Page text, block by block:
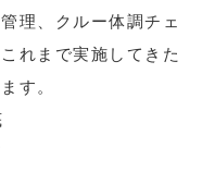
理、クルー体調チェ
れまで実施してきた
す。